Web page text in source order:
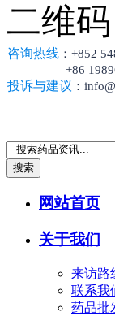
咨询热线 ：+852
+86
投诉与建议 ：
搜索
网站首页
关于我们
来访路
联系我
药品批